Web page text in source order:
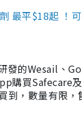
最平$18起 ！
發的Wesail、
購買
到，數量有限，